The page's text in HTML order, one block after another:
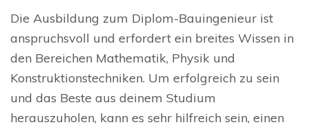
Die Ausbildung zum Diplom-Bauingenieur ist
anspruchsvoll und erfordert ein breites Wissen in
den Bereichen Mathematik, Physik und
Konstruktionstechniken. Um erfolgreich zu sein
und das Beste aus deinem Studium
herauszuholen, kann es sehr hilfreich sein, einen